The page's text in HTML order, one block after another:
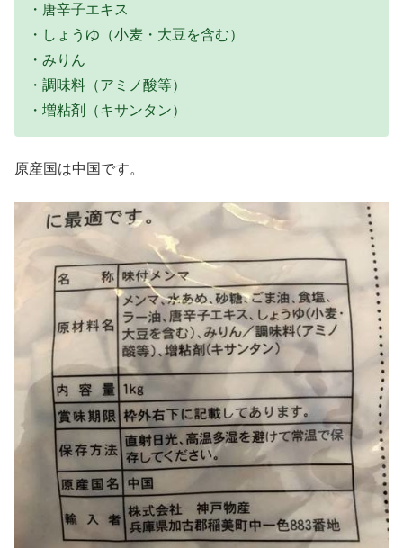
・唐辛子エキス
・しょうゆ（小麦・大豆を含む）
・みりん
・調味料（アミノ酸等）
・増粘剤（キサンタン）
原産国は中国です。